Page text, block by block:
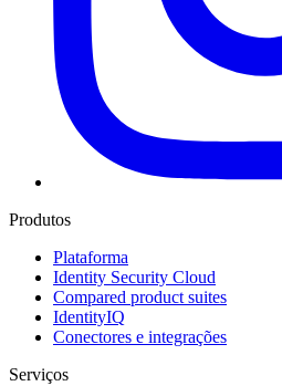
Produtos
Plataforma
Identity Security Cloud
Compared product suites
IdentityIQ
Conectores e integrações
Serviços